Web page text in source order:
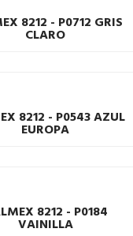
8212 - P0712 GRIS
CLARO
8212 - P0543 AZUL
EUROPA
8212 - P0184
VAINILLA